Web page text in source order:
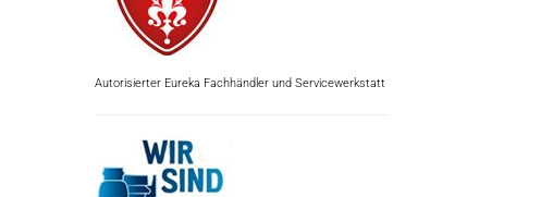
Autorisierter Eureka Fachhändler und Servicewerkstatt